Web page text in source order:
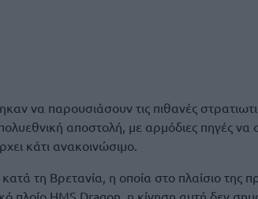
να παρουσιάσουν τις πιθανές
αποστολή, με αρμόδιες πηγές να
κάτι ανακοινώσιμο.
κατά τη Βρετανία, η οποία στο πλαίσιο της
πλοίο HMS Dragon, η κίνηση αυτή δεν